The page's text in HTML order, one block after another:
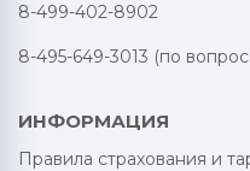
8-499-402-8902
8-495-649-3013 (по
ИНФОРМАЦИЯ
Правила страхования и